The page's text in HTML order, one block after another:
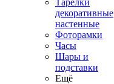
Тарелки
декоративные
настенные
Фоторамки
Часы
Шары и
подставки
Ещё